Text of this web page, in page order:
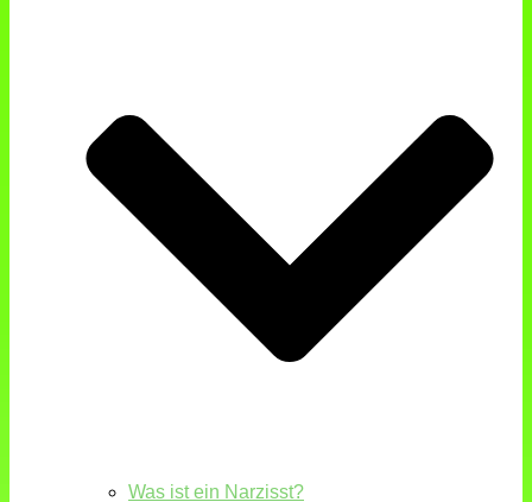
Was ist ein Narzisst?